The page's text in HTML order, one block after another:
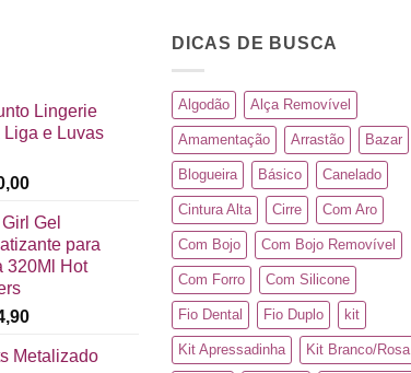
Lingerie
Liga e Luvas
Gel
para
320Ml Hot
Metalizado
DICAS DE BUSCA
Algodão Alça Removível
Amamentação Arrastão Bazar
Blogueira Básico Canelado
Cintura Alta Cirre Com Aro
Com Bojo Com Bojo Removível
Com Forro Com Silicone
Fio Dental Fio Duplo kit
Kit Apressadinha Kit Branco/Rosa